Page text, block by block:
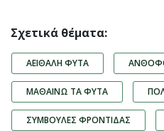
Σχετικά θέματα:
ΑΕΙΘΑΛΉ ΦΥΤΆ
ΜΑΘΑΊΝΩ ΤΑ ΦΥΤΆ
ΣΥΜΒΟΥΛΈΣ ΦΡΟΝΤΊΔΑΣ